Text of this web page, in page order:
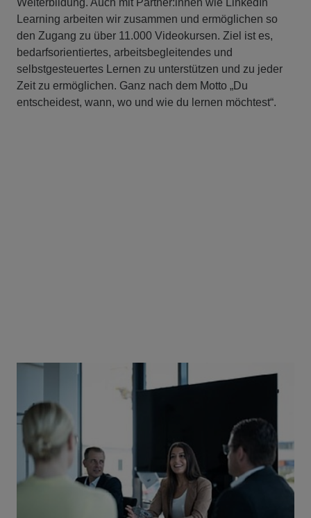
Weiterbildung. Auch mit Partner:innen wie LinkedIn
Learning arbeiten wir zusammen und ermöglichen so
den Zugang zu über 11.000 Videokursen. Ziel ist es,
bedarfsorientiertes, arbeitsbegleitendes und
selbstgesteuertes Lernen zu unterstützen und zu jeder
Zeit zu ermöglichen. Ganz nach dem Motto „Du
entscheidest, wann, wo und wie du lernen möchtest“.